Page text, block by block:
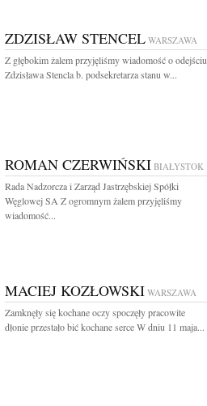
ZDZISŁAW STENCEL WARSZAWA
Z głębokim żalem przyjęliśmy wiadomość o odejściu
Zdzisława Stencla b. podsekretarza stanu w...
ROMAN CZERWIŃSKI BIAŁYSTOK
Rada Nadzorcza i Zarząd Jastrzębskiej Spółki
Węglowej SA Z ogromnym żalem przyjęliśmy
wiadomość...
MACIEJ KOZŁOWSKI WARSZAWA
Zamknęły się kochane oczy spoczęły pracowite
dłonie przestało bić kochane serce W dniu 11 maja...